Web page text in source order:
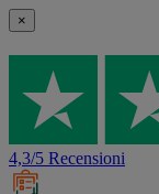
×
4,3/5 Recensioni